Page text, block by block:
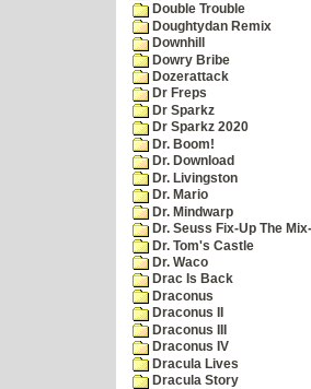
Double Trouble
Doughtydan Remix
Downhill
Dowry Bribe
Dozerattack
Dr Freps
Dr Sparkz
Dr Sparkz 2020
Dr. Boom!
Dr. Download
Dr. Livingston
Dr. Mario
Dr. Mindwarp
Dr. Seuss Fix-Up The
Dr. Tom's Castle
Dr. Waco
Drac Is Back
Draconus
Draconus II
Draconus III
Draconus IV
Dracula Lives
Dracula Story